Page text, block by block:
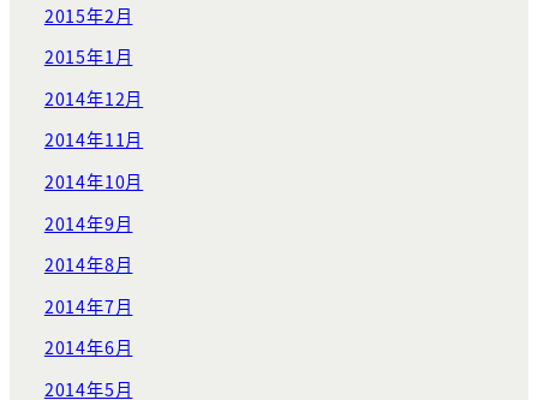
2015年2月
2015年1月
2014年12月
2014年11月
2014年10月
2014年9月
2014年8月
2014年7月
2014年6月
2014年5月